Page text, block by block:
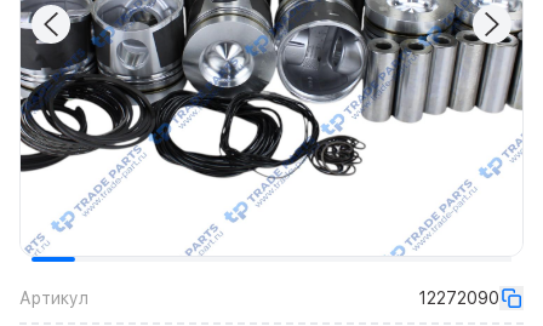
Артикул
12272090